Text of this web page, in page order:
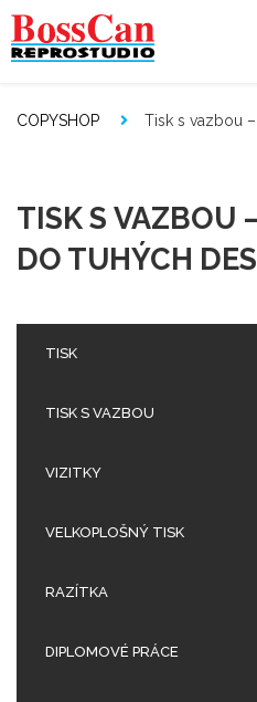
COPYSHOP Tisk s vazbou
TISK S VAZBOU
DO TUHÝCH
TISK
TISK S VAZBOU
VIZITKY
VELKOPLOŠNÝ TISK
RAZÍTKA
DIPLOMOVÉ PRÁCE